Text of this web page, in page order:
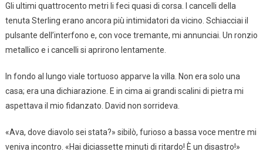
Gli ultimi quattrocento metri li feci quasi di corsa. I cancelli della
tenuta Sterling erano ancora più intimidatori da vicino. Schiacciai il
pulsante dell’interfono e, con voce tremante, mi annunciai. Un ronzio
metallico e i cancelli si aprirono lentamente.
In fondo al lungo viale tortuoso apparve la villa. Non era solo una
casa; era una dichiarazione. E in cima ai grandi scalini di pietra mi
aspettava il mio fidanzato. David non sorrideva.
«Ava, dove diavolo sei stata?» sibilò, furioso a bassa voce mentre mi
veniva incontro. «Hai diciassette minuti di ritardo! È un disastro!»